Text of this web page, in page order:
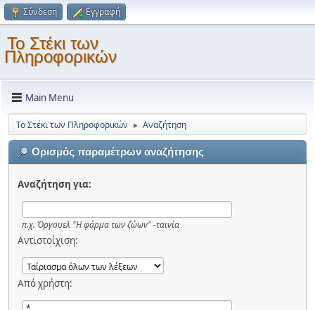
Σύνδεση Εγγραφή
Το Στέκι των
Πληροφορικών
Main Menu
Το Στέκι των Πληροφορικών ► Αναζήτηση
Ορισμός παραμέτρων αναζήτησης
Αναζήτηση για:
π.χ. Όργουελ "Η φάρμα των ζώων" -ταινία
Αντιστοίχιση:
Από χρήστη: